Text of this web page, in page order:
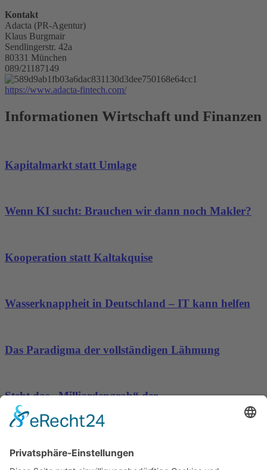
Kontakt
Adacta (PR-Agentur)
Klaus Burgmair
Sendlingerstr. 42a
80331 München
089/21187149
https://www.adacta-fintech.com/
Informationen Wirtschaft und Finanzen
Kapitalmarkt statt Umlage
Wenn KI sucht: Brauchen wir dann noch Makler?
Kooperation statt Kaltakquise
Wasserknappheit in Deutschland – IT kann helfen
Das Paradigma der vollständigen Lähmung
Steht das „Milliardengrab“ der
Hafenwesterweiterung in Hamburg endgültig vor
dem Aus?
Wichtiges